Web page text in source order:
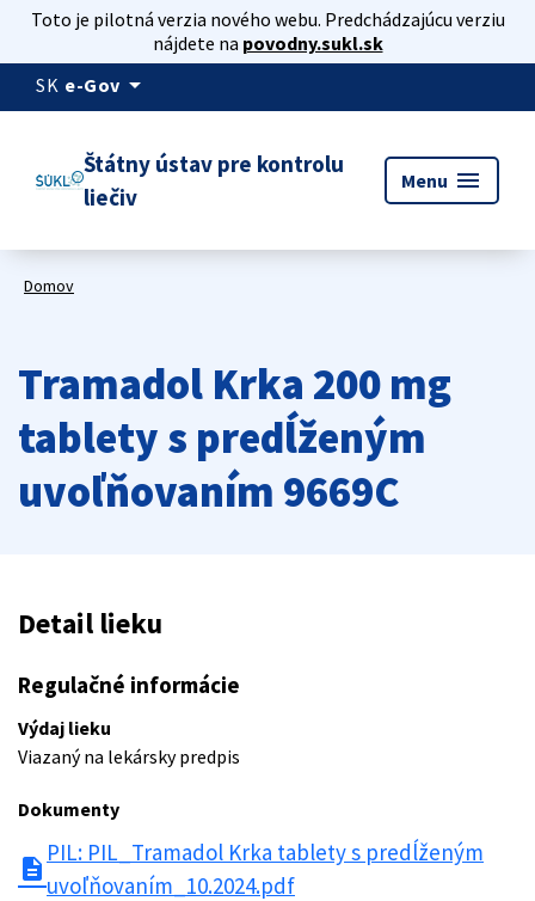
Toto je pilotná verzia nového webu. Predchádzajúcu verziu
nájdete na povodny.sukl.sk
SK e-Gov arrow_drop_down
Štátny ústav pre kontrolu
liečiv
Menu menu
Domov
Tramadol Krka 200 mg
tablety s predĺženým
uvoľňovaním 9669C
Detail lieku
Regulačné informácie
Výdaj lieku
Viazaný na lekársky predpis
Dokumenty
description
PIL: PIL_Tramadol Krka tablety s predĺženým
uvoľňovaním_10.2024.pdf